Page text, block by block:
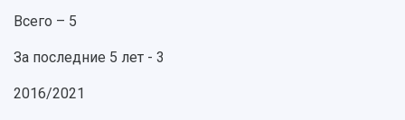
Сведения об образовательной организации
Официальные документы
Всего – 5
За последние 5 лет - 3
2016/2021